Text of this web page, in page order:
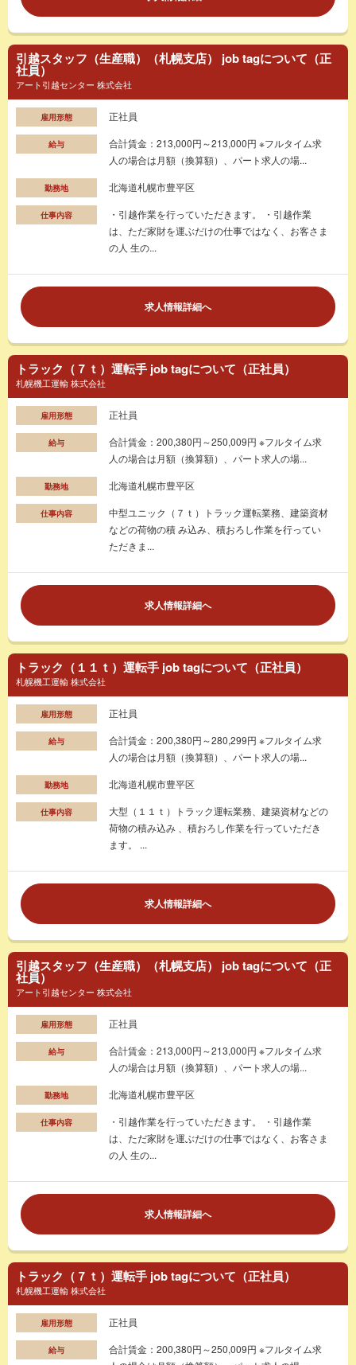
引越スタッフ（生産職）（札幌支店） job tagについて（正
社員）
アート引越センター 株式会社
雇用形態 正社員
給与
合計賃金：213,000円～213,000円 ※フルタイム求
人の場合は月額（換算額）、パート求人の場...
勤務地 北海道札幌市豊平区
仕事内容
・引越作業を行っていただきます。 ・引越作業
は、ただ家財を運ぶだけの仕事ではなく、お客さま
の人 生の...
求人情報詳細へ
トラック（７ｔ）運転手 job tagについて（正社員）
札幌機工運輸 株式会社
雇用形態 正社員
給与
合計賃金：200,380円～250,009円 ※フルタイム求
人の場合は月額（換算額）、パート求人の場...
勤務地 北海道札幌市豊平区
仕事内容
中型ユニック（７ｔ）トラック運転業務、建築資材
などの荷物の積 み込み、積おろし作業を行ってい
ただきま...
求人情報詳細へ
トラック（１１ｔ）運転手 job tagについて（正社員）
札幌機工運輸 株式会社
雇用形態 正社員
給与
合計賃金：200,380円～280,299円 ※フルタイム求
人の場合は月額（換算額）、パート求人の場...
勤務地 北海道札幌市豊平区
仕事内容
大型（１１ｔ）トラック運転業務、建築資材などの
荷物の積み込み 、積おろし作業を行っていただき
ます。 ...
求人情報詳細へ
引越スタッフ（生産職）（札幌支店） job tagについて（正
社員）
アート引越センター 株式会社
雇用形態 正社員
給与
合計賃金：213,000円～213,000円 ※フルタイム求
人の場合は月額（換算額）、パート求人の場...
勤務地 北海道札幌市豊平区
仕事内容
・引越作業を行っていただきます。 ・引越作業
は、ただ家財を運ぶだけの仕事ではなく、お客さま
の人 生の...
求人情報詳細へ
トラック（７ｔ）運転手 job tagについて（正社員）
札幌機工運輸 株式会社
雇用形態 正社員
給与
合計賃金：200,380円～250,009円 ※フルタイム求